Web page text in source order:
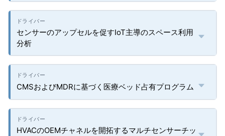
センサーのアップセルを促すIoT主導のスペース利用
分析
CMSおよびMDRに基づく医療ベッド占有プログラム
HVACのOEMチャネルを開拓するマルチセンサーチッ